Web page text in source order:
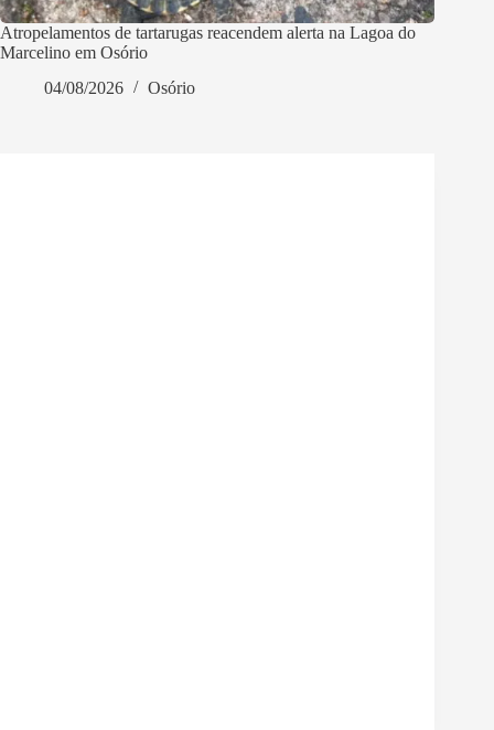
Atropelamentos de tartarugas reacendem alerta na Lagoa do
Marcelino em Osório
04/08/2026
Osório